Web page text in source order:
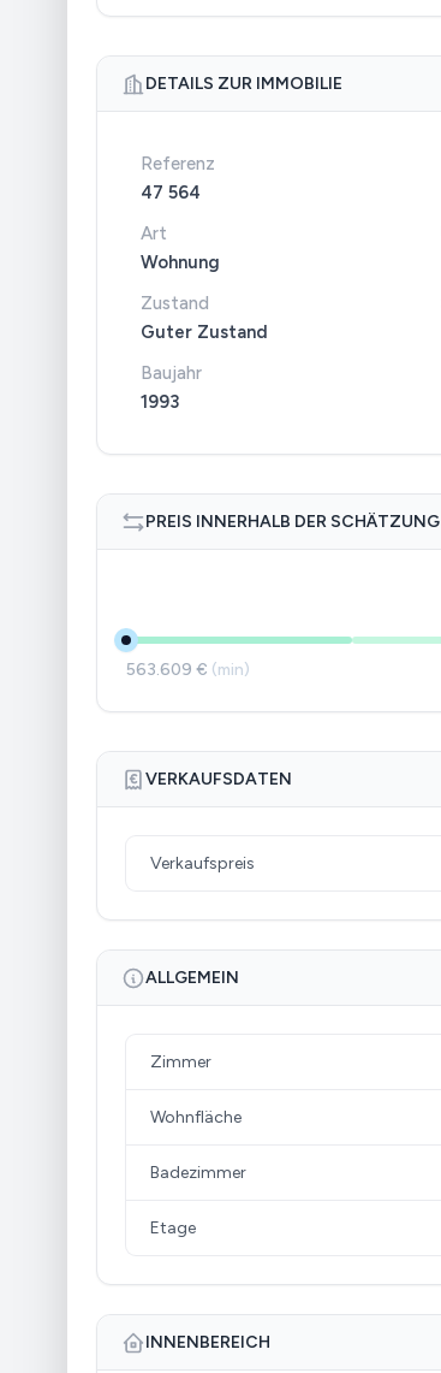
DETAILS ZUR IMMOBILIE
Referenz
47 564
Art
Wohnung
Zustand
Guter Zustand
Baujahr
1993
PREIS INNERHALB DER SCHÄTZUNG
563.609 € (min)
VERKAUFSDATEN
Verkaufspreis
ALLGEMEIN
Zimmer
Wohnfläche
Badezimmer
Etage
INNENBEREICH